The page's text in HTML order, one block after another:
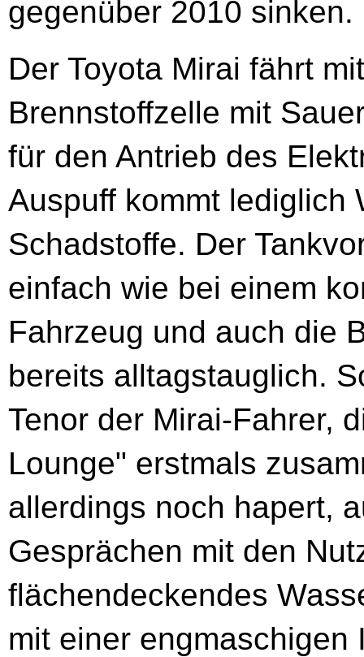
gegenüber 2010 sinken.
Der Toyota Mirai fährt
Brennstoffzelle mit
für den Antrieb des
Auspuff kommt lediglich
Schadstoffe. Der
einfach wie bei einem
Fahrzeug und auch die
bereits alltagstauglich.
Tenor der Mirai-Fahrer,
Lounge" erstmals
allerdings noch hapert,
Gesprächen mit den
flächendeckendes
mit einer